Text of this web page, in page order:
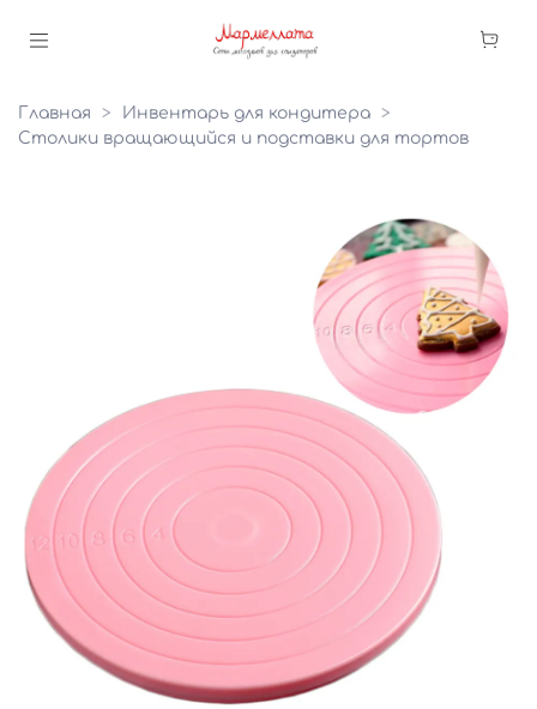
Главная
Инвентарь для кондитера
Столики вращающийся и подставки для тортов